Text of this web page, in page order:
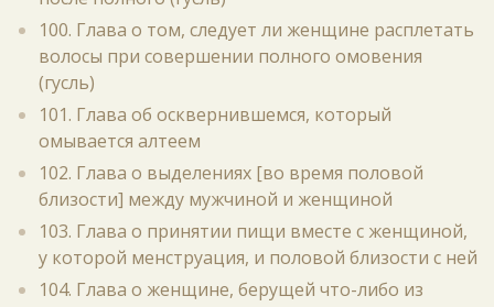
100. Глава о том, следует ли женщине расплетать
волосы при совершении полного омовения
(гусль)
101. Глава об осквернившемся, который
омывается алтеем
102. Глава о выделениях [во время половой
близости] между мужчиной и женщиной
103. Глава о принятии пищи вместе с женщиной,
у которой менструация, и половой близости с ней
104. Глава о женщине, берущей что-либо из